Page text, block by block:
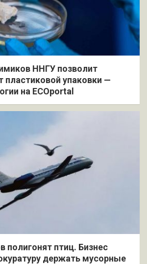
ННГУ позволит
пластиковой упаковки —
на ECOportal
полигонят птиц. Бизнес
держать мусорные